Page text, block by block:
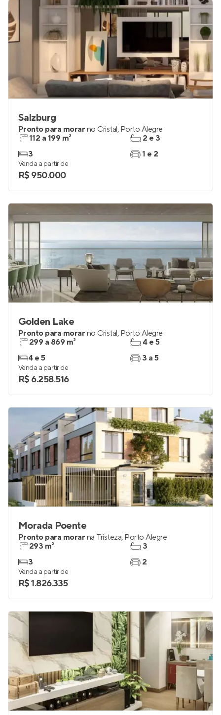
Salzburg
Pronto para morar no Cristal, Porto Alegre
112 a 199 m²
3
2 e 3
1 e 2
Venda a partir de
R$ 950.000
Golden Lake
Pronto para morar no Cristal, Porto Alegre
299 a 869 m²
4 e 5
4 e 5
3 a 5
Venda a partir de
R$ 6.258.516
Morada Poente
Pronto para morar na Tristeza, Porto Alegre
293 m²
3
3
2
Venda a partir de
R$ 1.826.335